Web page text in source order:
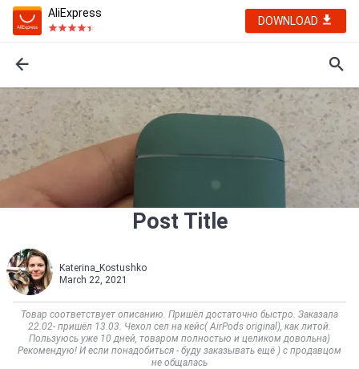
AliExpress
DOWNLOAD
Post Title
Katerina_Kostushko
March 22, 2021
Товар соответствует описанию. Пришёл достаточно быстро. Заказала
22.02- пришёл 13.03. Чехол сел на кейс( AirPods original), как литой.
Пользуюсь уже 10 дней, товаром полностью и целиком довольна)
Рекомендую! И если понадобиться - буду заказывать ещё ) с продавцом
не общалась